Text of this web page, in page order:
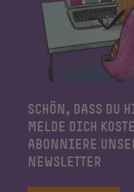
SCHÖN, DASS DU
MELDE DICH
ABONNIERE
NEWSLETTER